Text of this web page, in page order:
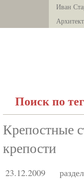
Иван
Поиск по
Крепостные
крепости
23.12.2009